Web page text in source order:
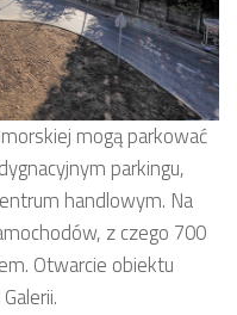
mogą parkować
parkingu,
handlowym. Na
z czego 700
Otwarcie obiektu